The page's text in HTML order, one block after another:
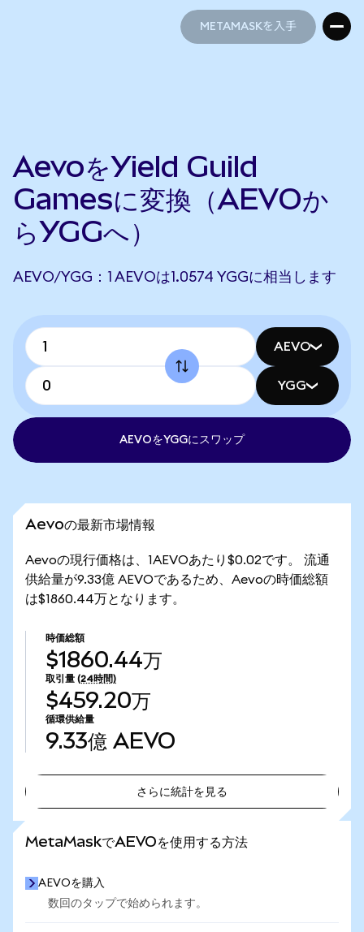
METAMASKを入手
AevoをYield Guild
Gamesに変換（AEVOか
らYGGへ）
AEVO/YGG：1 AEVOは1.0574 YGGに相当します
AEVO
YGG
AEVOをYGGにスワップ
Aevoの最新市場情報
Aevoの現行価格は、1AEVOあたり$0.02です。 流通
供給量が9.33億 AEVOであるため、Aevoの時価総額
は$1860.44万となります。
時価総額
$1860.44万
取引量 (24時間)
$459.20万
循環供給量
9.33億 AEVO
さらに統計を見る
MetaMaskでAEVOを使用する方法
AEVOを購入
数回のタップで始められます。